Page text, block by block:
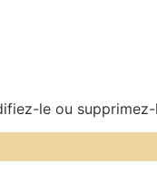
le ou